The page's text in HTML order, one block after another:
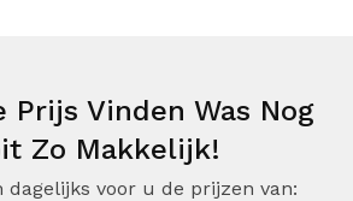
Prijs Vinden Was Nog
Zo Makkelijk!
dagelijks voor u de prijzen van: